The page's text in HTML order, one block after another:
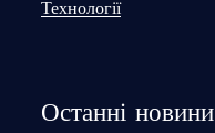
Технології
Останні новини